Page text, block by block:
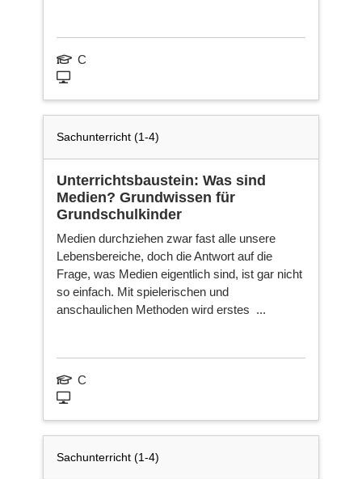
C
Sachunterricht (1-4)
Unterrichtsbaustein: Was sind
Medien? Grundwissen für
Grundschulkinder
Medien durchziehen zwar fast alle unsere
Lebensbereiche, doch die Antwort auf die
Frage, was Medien eigentlich sind, ist gar nicht
so einfach. Mit spielerischen und
anschaulichen Methoden wird erstes ...
C
Sachunterricht (1-4)